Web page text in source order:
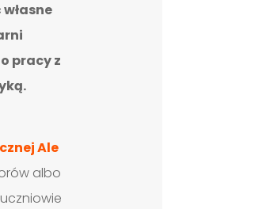
pracy z
Ale
albo